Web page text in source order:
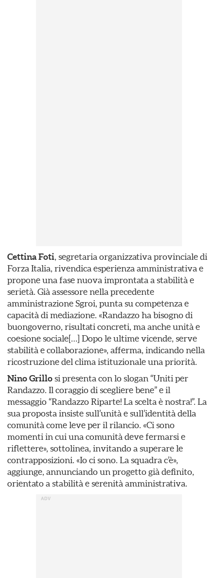
Cettina Foti, segretaria organizzativa provinciale di
Forza Italia, rivendica esperienza amministrativa e
propone una fase nuova improntata a stabilità e
serietà. Già assessore nella precedente
amministrazione Sgroi, punta su competenza e
capacità di mediazione. «Randazzo ha bisogno di
buongoverno, risultati concreti, ma anche unità e
coesione sociale[…] Dopo le ultime vicende, serve
stabilità e collaborazione», afferma, indicando nella
ricostruzione del clima istituzionale una priorità.
Nino Grillosi presenta con lo slogan “Uniti per
Randazzo. Il coraggio di scegliere bene” e il
messaggio “Randazzo Riparte! La scelta è nostra!”. La
sua proposta insiste sull’unità e sull’identità della
comunità come leve per il rilancio. «Ci sono
momenti in cui una comunità deve fermarsi e
riflettere», sottolinea, invitando a superare le
contrapposizioni. «Io ci sono. La squadra c’è»,
aggiunge, annunciando un progetto già definito,
orientato a stabilità e serenità amministrativa.